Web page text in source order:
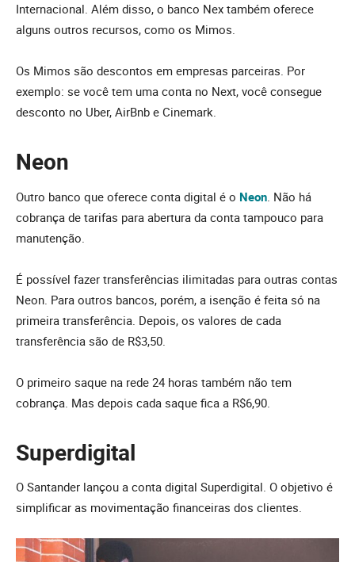
Internacional. Além disso, o banco Nex também oferece
alguns outros recursos, como os Mimos.
Os Mimos são descontos em empresas parceiras. Por
exemplo: se você tem uma conta no Next, você consegue
desconto no Uber, AirBnb e Cinemark.
Neon
Outro banco que oferece conta digital é o Neon . Não há
cobrança de tarifas para abertura da conta tampouco para
manutenção.
É possível fazer transferências ilimitadas para outras contas
Neon. Para outros bancos, porém, a isenção é feita só na
primeira transferência. Depois, os valores de cada
transferência são de R$3,50.
O primeiro saque na rede 24 horas também não tem
cobrança. Mas depois cada saque fica a R$6,90.
Superdigital
O Santander lançou a conta digital Superdigital. O objetivo é
simplificar as movimentação financeiras dos clientes.